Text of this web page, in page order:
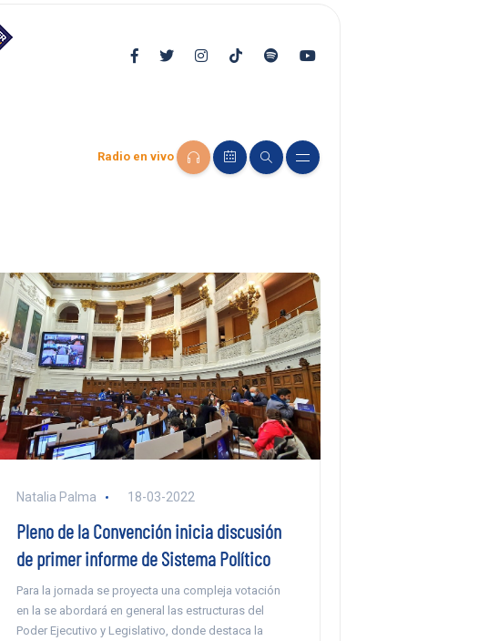
Radio en vivo
Natalia Palma 18-03-2022
Pleno de la Convención inicia discusión
de primer informe de Sistema Político
Para la jornada se proyecta una compleja votación
en la se abordará en general las estructuras del
Poder Ejecutivo y Legislativo, donde destaca la